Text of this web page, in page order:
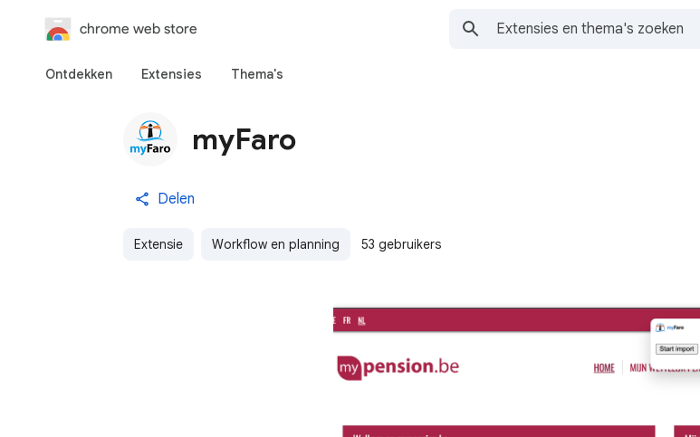
chrome web store
Ontdekken Extensies Thema's
myFaro
Delen
Extensie Workflow en planning 53 gebruikers